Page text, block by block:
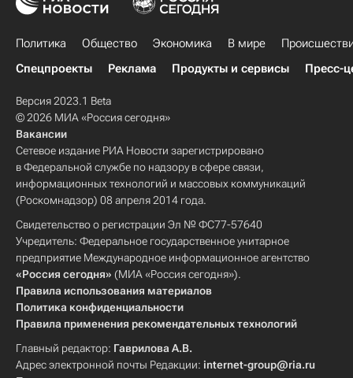
Политика Общество Экономика В мире
Спецпроекты
Реклама Продукты и сервисы Пресс-
Версия 2023.1 Beta
© 2026 МИА «Россия сегодня»
Вакансии
Сетевое издание РИА Новости зарегистрировано
в Федеральной службе по надзору в сфере связи,
информационных технологий и массовых коммуникаций
(Роскомнадзор) 08 апреля 2014 года.
Свидетельство о регистрации Эл № ФС77-57640
Учредитель: Федеральное государственное унитарное
предприятие Международное информационное агентство
«Россия сегодня» (МИА «Россия сегодня»).
Правила использования материалов
Политика конфиденциальности
Правила применения рекомендательных технологий
Главный редактор: Гаврилова А.В.
Адрес электронной почты Редакции: internet-group@ria.ru